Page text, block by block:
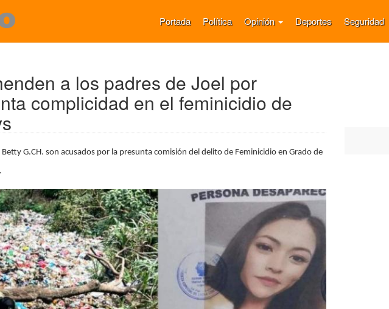
Portada Política Opinión Deportes Seguridad
a los padres de Joel por
complicidad en el feminicidio de
Betty G.CH. son acusados por la presunta comisión del delito de Feminicidio en Grado de